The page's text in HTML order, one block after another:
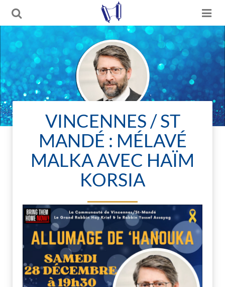
VINCENNES / ST
MANDÉ : MÉLAVÉ
MALKA AVEC HAÏM
KORSIA